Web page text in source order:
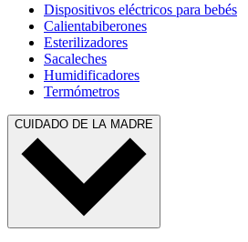
Dispositivos eléctricos para bebés
Calientabiberones
Esterilizadores
Sacaleches
Humidificadores
Termómetros
CUIDADO DE LA MADRE